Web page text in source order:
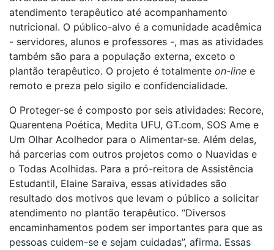
atendimento terapêutico até acompanhamento
nutricional. O público-alvo é a comunidade acadêmica
- servidores, alunos e professores -, mas as atividades
também são para a população externa, exceto o
plantão terapêutico. O projeto é totalmente on-line e
remoto e preza pelo sigilo e confidencialidade.
O Proteger-se é composto por seis atividades: Recore,
Quarentena Poética, Medita UFU, GT.com, SOS Ame e
Um Olhar Acolhedor para o Alimentar-se. Além delas,
há parcerias com outros projetos como o Nuavidas e
o Todas Acolhidas. Para a pró-reitora de Assistência
Estudantil, Elaine Saraiva, essas atividades são
resultado dos motivos que levam o público a solicitar
atendimento no plantão terapêutico. “Diversos
encaminhamentos podem ser importantes para que as
pessoas cuidem-se e sejam cuidadas”, afirma. Essas